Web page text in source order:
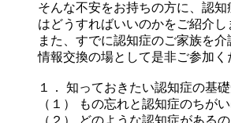
そんな不安をお持ちの方に、認
はどうすればいいのかをご紹介し
また、すでに認知症のご家族を介
情報交換の場として是非ご参加く
１． 知っておきたい認知症の基
（１） もの忘れと認知症のちがい